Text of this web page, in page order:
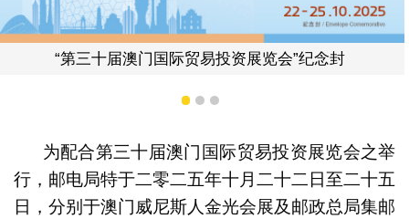
投资展览会”纪念封
“第三十届澳门国际贸
1 2 3
为配合第三十届澳门国际贸易投资展览会之举
行，邮电局特于二零二五年十月二十二日至二十五
日，分别于澳门威尼斯人金光会展及邮政总局集邮